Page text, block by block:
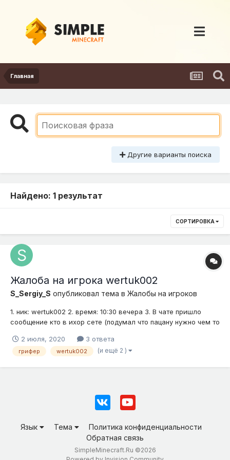
Главная
Другие варианты поиска
Найдено: 1 результат
СОРТИРОВКА
Жалоба на игрока wertuk002
S_Sergiy_S опубликовал тема в Жалобы на игроков
1. ник: wertuk002 2. время: 10:30 вечера 3. В чате пришло
сообщение кто в ихор сете (подумал что пацану нужно чем то
) но в место просьбы увидел в чате вопрос видел ли я лопату
копающею 12*12 ( я ответил "-" в чат ), после он пред...
2 июля, 2020 3 ответа
грифер wertuk002 (и ещё 2 )
Язык Тема
Политика конфиденциальности
Обратная связь
SimpleMinecraft.Ru ©2026